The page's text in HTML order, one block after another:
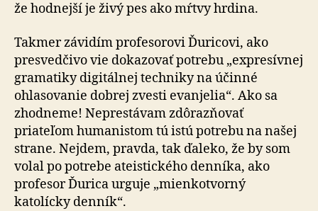
že hodnejší je živý pes ako mŕtvy hrdina.
Takmer závidím profesorovi Ďuricovi, ako
presvedčivo vie dokazovať potrebu „expresívnej
gramatiky digitálnej techniky na účinné
ohlasovanie dobrej zvesti evanjelia“. Ako sa
zhodneme! Neprestávam zdôrazňovať
priateľom humanistom tú istú potrebu na našej
strane. Nejdem, pravda, tak ďaleko, že by som
volal po potrebe ateistického denníka, ako
profesor Ďurica urguje „mienkotvorný
katolícky denník“.